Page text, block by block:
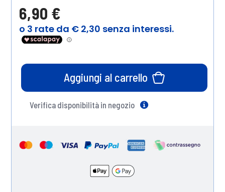
6,90 €
Aggiungi al carrello
Verifica disponibilità in negozio